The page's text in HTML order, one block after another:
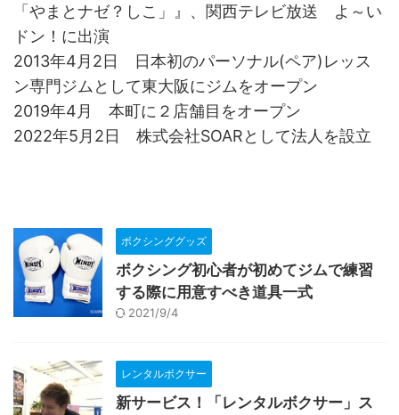
「やまとナゼ？しこ」』、関西テレビ放送 よ～い
ドン！に出演
2013年4月2日 日本初のパーソナル(ペア)レッス
ン専門ジムとして東大阪にジムをオープン
2019年4月 本町に２店舗目をオープン
2022年5月2日 株式会社SOARとして法人を設立
ボクシンググッズ
ボクシング初心者が初めてジムで練習
する際に用意すべき道具一式
2021/9/4
レンタルボクサー
新サービス！「レンタルボクサー」ス